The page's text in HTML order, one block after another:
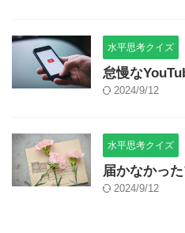
水平思考クイズ
怠慢な
2024/9/12
水平思考クイズ
届かなか
2024/9/12